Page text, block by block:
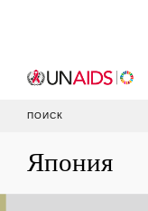
ПОИСК
Япония